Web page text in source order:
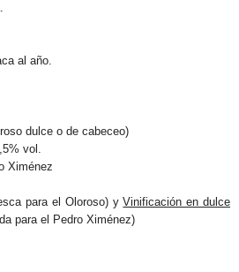
al año.
dulce o de cabeceo)
vol.
Ximénez
para el Oloroso) yVinificación en dulce
para el Pedro Ximénez)